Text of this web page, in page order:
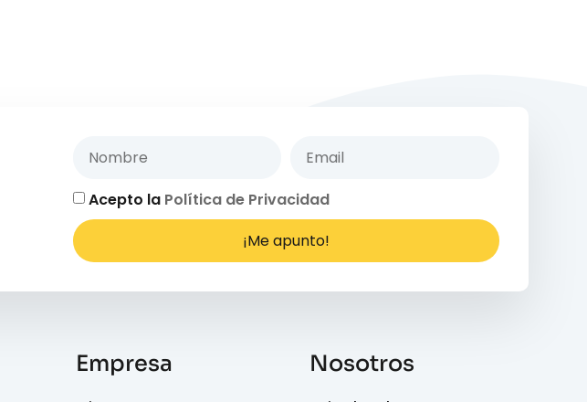
Acepto la Política de Privacidad
¡Me apunto!
Empresa Nosotros